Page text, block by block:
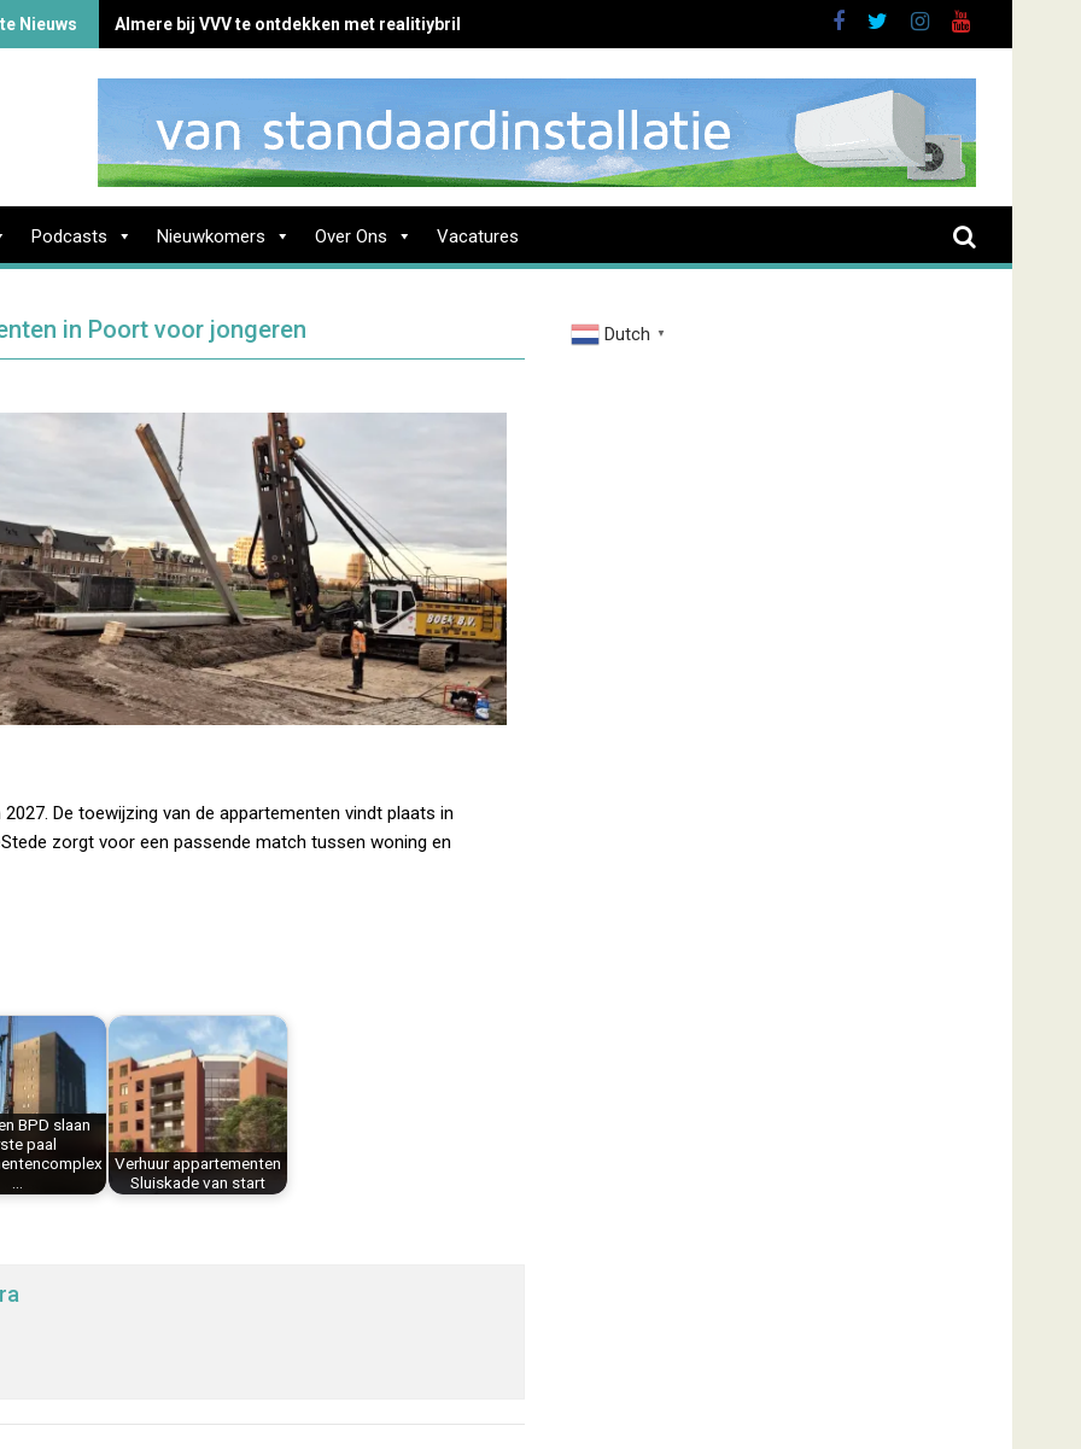
Nieuws Almere bij VVV te ontdekken met realitiybril
Podcasts Nieuwkomers Over Ons Vacatures
in Poort voor jongeren
De toewijzing van de appartementen vindt plaats in
zorgt voor een passende match tussen woning en
BPD slaan
paal
…
Verhuur appartementen
Sluiskade van start
Dutch ▼